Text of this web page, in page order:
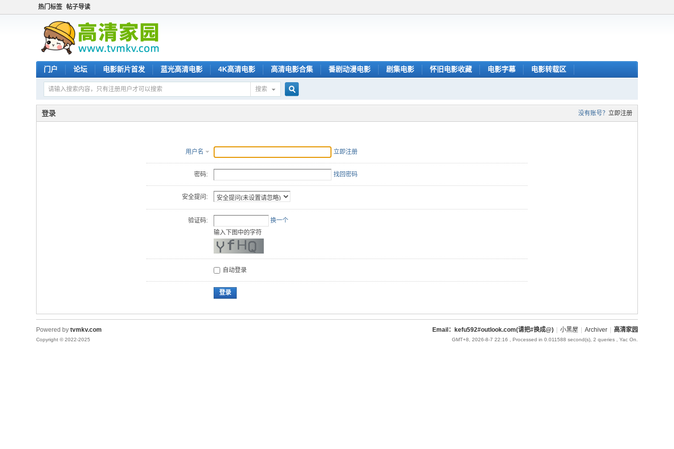
热门标签 帖子导读
门户 论坛 电影新片首发 蓝光高清电影 4K高清电影 高清电影合集 番剧动漫电影 剧集电影 怀旧电影收藏 电影字幕 电影转载区
搜索
搜
索
没有账号？ 立即注册
登录
用户名 立即注册
密码: 找回密码
安全提问:
验证码:
换一个
输入下图中的字符
自动登录
登录
Email：kefu592#outlook.com(请把#换成@) 小黑屋 Archiver 高清家园
GMT+8, 2026-8-7 22:16 , Processed in 0.011588 second(s), 2 queries , Yac On.
Powered by tvmkv.com
Copyright © 2022-2025